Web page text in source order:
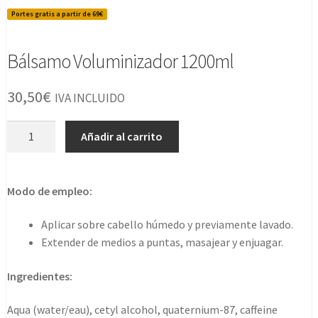
Portes gratis a partir de 69€
Bálsamo Voluminizador 1200ml
30,50€ IVA INCLUIDO
Añadir al carrito
Modo de empleo:
Aplicar sobre cabello húmedo y previamente lavado.
Extender de medios a puntas, masajear y enjuagar.
Ingredientes:
Aqua (water/eau), cetyl alcohol, quaternium-87, caffeine